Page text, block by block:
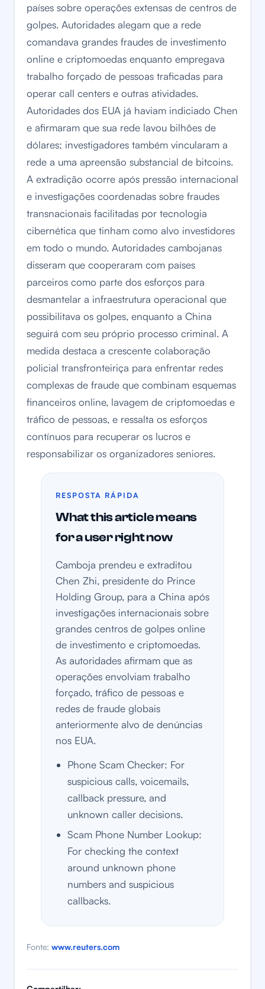
países sobre operações extensas de centros de
golpes. Autoridades alegam que a rede
comandava grandes fraudes de investimento
online e criptomoedas enquanto empregava
trabalho forçado de pessoas traficadas para
operar call centers e outras atividades.
Autoridades dos EUA já haviam indiciado Chen
e afirmaram que sua rede lavou bilhões de
dólares; investigadores também vincularam a
rede a uma apreensão substancial de bitcoins.
A extradição ocorre após pressão internacional
e investigações coordenadas sobre fraudes
transnacionais facilitadas por tecnologia
cibernética que tinham como alvo investidores
em todo o mundo. Autoridades cambojanas
disseram que cooperaram com países
parceiros como parte dos esforços para
desmantelar a infraestrutura operacional que
possibilitava os golpes, enquanto a China
seguirá com seu próprio processo criminal. A
medida destaca a crescente colaboração
policial transfronteiriça para enfrentar redes
complexas de fraude que combinam esquemas
financeiros online, lavagem de criptomoedas e
tráfico de pessoas, e ressalta os esforços
contínuos para recuperar os lucros e
responsabilizar os organizadores seniores.
RESPOSTA RÁPIDA
What this article means
for a user right now
Camboja prendeu e extraditou
Chen Zhi, presidente do Prince
Holding Group, para a China após
investigações internacionais sobre
grandes centros de golpes online
de investimento e criptomoedas.
As autoridades afirmam que as
operações envolviam trabalho
forçado, tráfico de pessoas e
redes de fraude globais
anteriormente alvo de denúncias
nos EUA.
Phone Scam Checker: For
suspicious calls, voicemails,
callback pressure, and
unknown caller decisions.
Scam Phone Number Lookup:
For checking the context
around unknown phone
numbers and suspicious
callbacks.
Fonte: www.reuters.com